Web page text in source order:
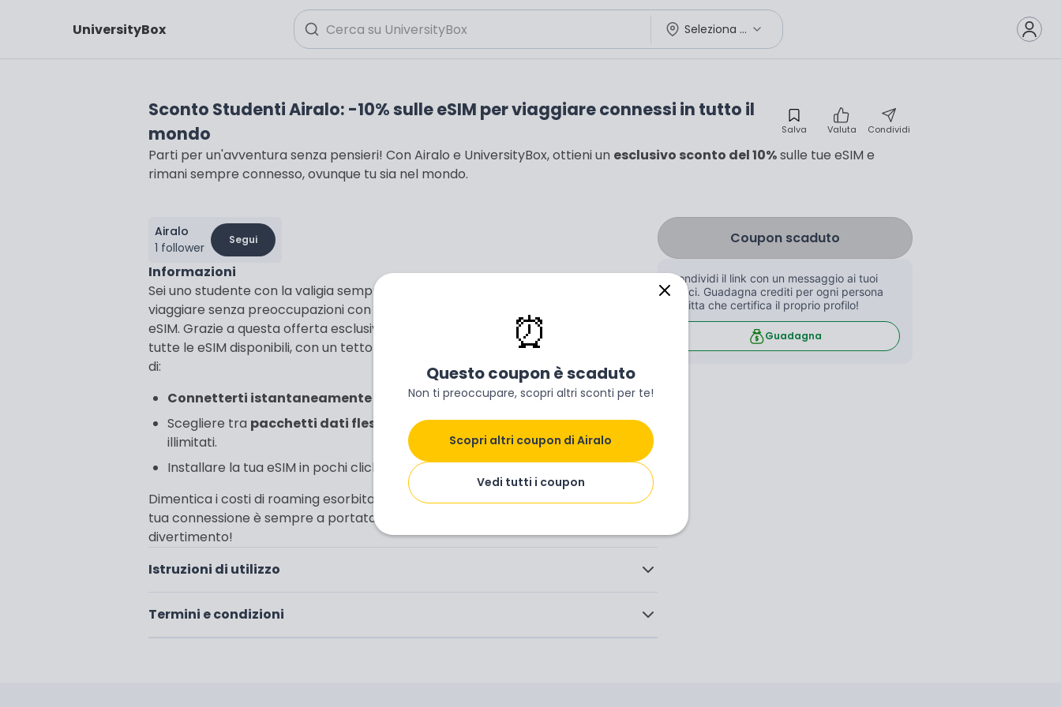
UniversityBox Seleziona città
Sconto Studenti Airalo: -10% sulle eSIM per viaggiare connessi in tutto il
mondo
Salva Valuta Condividi
Parti per un'avventura senza pensieri! Con Airalo e UniversityBox, ottieni un esclusivo sconto del 10%sulle tue eSIM e
rimani sempre connesso, ovunque tu sia nel mondo.
Airalo
1 follower
Segui
Informazioni
Sei uno studente con la valigia sempre pronta? Non perdere l'occasione di
viaggiare senza preoccupazioni con
eSIM. Grazie a questa offerta esclusiva, potrai ottenere un
risparmio del 10%
tutte le eSIM disponibili, con un tetto massimo di 14$ di sconto. Airalo ti permette
di:
Connetterti istantaneamente in oltre 200 destinazioni globali.
Scegliere tra pacchetti dati flessibili
: locali, regionali o globali, da 1GB a dati
illimitati.
Installare la tua eSIM in pochi click, senza dover cambiare SIM fisica.
Dimentica i costi di roaming esorbitanti e la ricerca di Wi-Fi pubblici. Con Airalo, la
tua connessione è sempre a portata di mano, per studio, lavoro o puro
divertimento!
Istruzioni di utilizzo
Termini e condizioni
Coupon scaduto
Condividi il link con un messaggio ai tuoi
amici. Guadagna crediti per ogni persona
iscritta che certifica il proprio profilo!
Guadagna
⏰
Questo coupon è scaduto
Non ti preoccupare, scopri altri sconti per te!
Scopri altri coupon di Airalo
Vedi tutti i coupon